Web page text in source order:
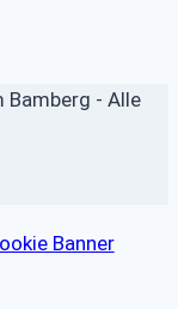
- Alle
Banner